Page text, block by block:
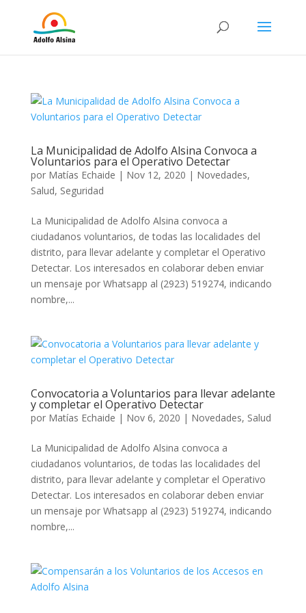
La Municipalidad de Adolfo Alsina Convoca a
Voluntarios para el Operativo Detectar
por Matías Echaide | Nov 12, 2020 | Novedades,
Salud, Seguridad
La Municipalidad de Adolfo Alsina convoca a
ciudadanos voluntarios, de todas las localidades del
distrito, para llevar adelante y completar el Operativo
Detectar. Los interesados en colaborar deben enviar
un mensaje por Whatsapp al (2923) 519274, indicando
nombre,...
Convocatoria a Voluntarios para llevar adelante
y completar el Operativo Detectar
por Matías Echaide | Nov 6, 2020 | Novedades, Salud
La Municipalidad de Adolfo Alsina convoca a
ciudadanos voluntarios, de todas las localidades del
distrito, para llevar adelante y completar el Operativo
Detectar. Los interesados en colaborar deben enviar
un mensaje por Whatsapp al (2923) 519274, indicando
nombre,...